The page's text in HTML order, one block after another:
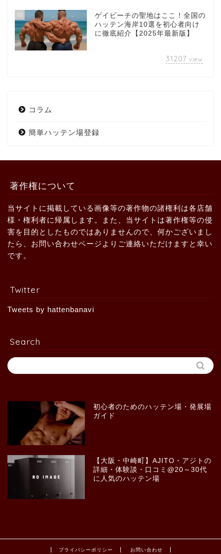
10
ゲイビーチの聖地はここ！全国の
ハッテン海岸10選を初心者向け
に徹底紹介【2025年最新版】
31207 view
コラム
簡単ハッテン場登録
著作権について
当サイトに掲載している画像等の著作物の諸権利は各店舗
様・権利者に帰属します。また、当サイトは著作権等の侵
害を目的としたものではありませんので、何かございまし
たら、お問い合わせページよりご連絡いただけますと幸い
です。
Twitter
Tweets by hattenbanavi
Search
初心者のためのハッテン場・発展場
ガイド
【大阪・中崎町】AJITO・アジトの
詳細・体験談・口コミ@20～30代
に人気のハッテン場
プライバシーポリシー お問い合わせ